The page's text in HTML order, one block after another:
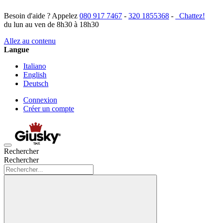
Besoin d'aide ? Appelez 080 917 7467 - 320 1855368 -
Chattez!
du lun au ven de 8h30 à 18h30
Allez au contenu
Langue
Italiano
English
Deutsch
Connexion
Créer un compte
Rechercher
Rechercher